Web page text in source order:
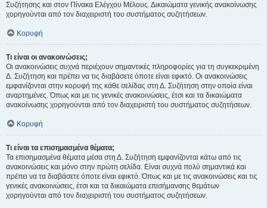
Συζήτησης και στον Πίνακα Ελέγχου Μέλους. Δικαιώματα γενικής ανακοίνωσης
χορηγούνται από τον διαχειριστή του συστήματος συζητήσεων.
Κορυφή
Τι είναι οι ανακοινώσεις;
Οι ανακοινώσεις συχνά περιέχουν σημαντικές πληροφορίες για τη συγκεκριμένη
Δ. Συζήτηση και πρέπει να τις διαβάσετε όποτε είναι εφικτό. Οι ανακοινώσεις
εμφανίζονται στην κορυφή της κάθε σελίδας στη Δ. Συζήτηση στην οποία είναι
αναρτημένες. Όπως και με τις γενικές ανακοινώσεις, έτσι και τα δικαιώματα
ανακοίνωσης χορηγούνται από τον διαχειριστή του συστήματος συζητήσεων.
Κορυφή
Τι είναι τα επισημασμένα θέματα;
Τα επισημασμένα θέματα μέσα στη Δ. Συζήτηση εμφανίζονται κάτω από τις
ανακοινώσεις και μόνο στην πρώτη σελίδα. Είναι συχνά πολύ σημαντικά και
πρέπει να τα διαβάσετε όποτε είναι εφικτό. Όπως και με τις ανακοινώσεις και τις
γενικές ανακοινώσεις, έτσι και τα δικαιώματα επισήμανσης θεμάτων
χορηγούνται από τον διαχειριστή του συστήματος συζητήσεων.